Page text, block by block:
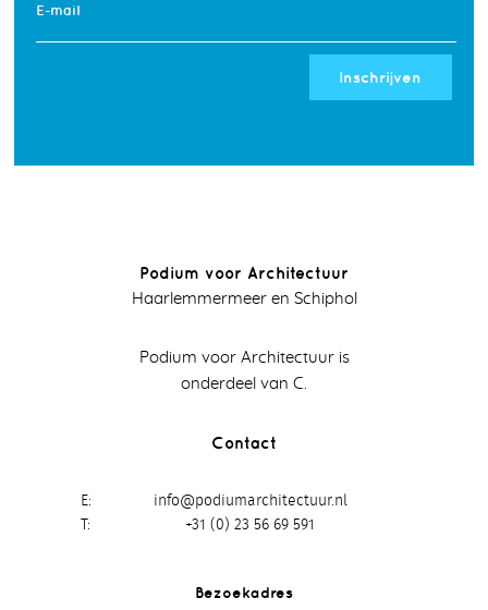
E-mail
Inschrijven
Podium voor Architectuur
Haarlemmermeer en Schiphol
Podium voor Architectuur is
onderdeel van C.
Contact
E
info@podiumarchitectuur.nl
+31 (0) 23 56 69 591
Bezoekadres